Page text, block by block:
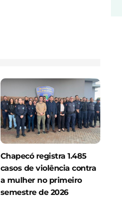
Chapecó registra 1.485
casos de violência contra
a mulher no primeiro
semestre de 2026